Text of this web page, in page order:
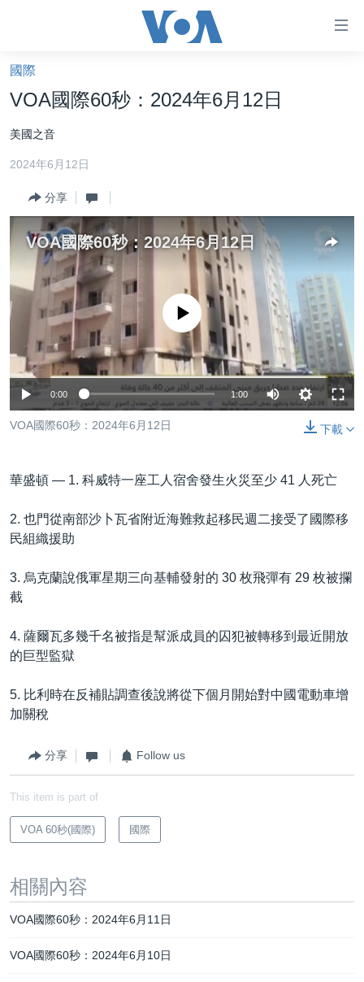
礙
鏈
跳
轉
容
跳
航
轉
到
檢
索
美國大選2024
港澳
台灣
美中關係
海外港人
新聞自由
揭謊頻道
中國
國際
經貿
美國專訊
YOUTUBE頻道
新聞音頻
港人港心
建國史話
其他語言網站
國際
VOA國際60秒：2024年6月12日
美國之音
2024年6月12日
分享
VOA國際60秒：2024年6月12日
No media source currently available
0:00 1:00
下載
VOA國際60秒：2024年6月12日
華盛頓 — 1. 科威特一座工人宿舍發生火災至少 41 人死亡
2. 也門從南部沙卜瓦省附近海難救起移民週二接受了國際移
民組織援助
3. 烏克蘭說俄軍星期三向基輔發射的 30 枚飛彈有 29 枚被攔
截
4. 薩爾瓦多幾千名被指是幫派成員的囚犯被轉移到最近開放
的巨型監獄
5. 比利時在反補貼調查後說將從下個月開始對中國電動車增
加關稅
分享 Follow us
This item is part of
VOA 60秒(國際) 國際
相關內容
VOA國際60秒：2024年6月11日
VOA國際60秒：2024年6月10日